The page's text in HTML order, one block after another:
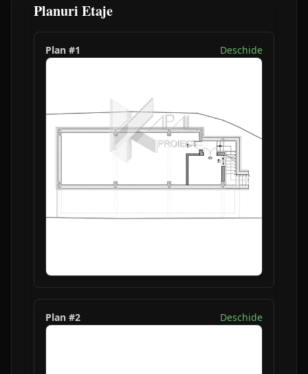
Planuri Etaje
Plan #1 Deschide
Plan #2 Deschide